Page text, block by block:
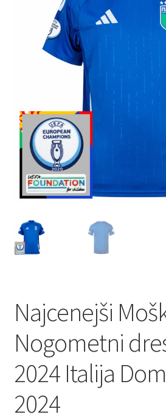
Moj račun
Trgovina
Zaključek nakupa
Najcenejši
Nogometni
2024 Italija
2024